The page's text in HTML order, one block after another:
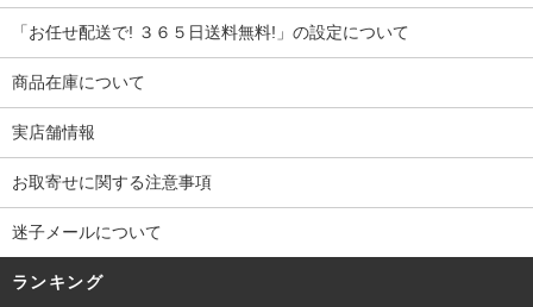
「お任せ配送で! ３６５日送料無料!」の設定について
商品在庫について
実店舗情報
お取寄せに関する注意事項
迷子メールについて
ランキング